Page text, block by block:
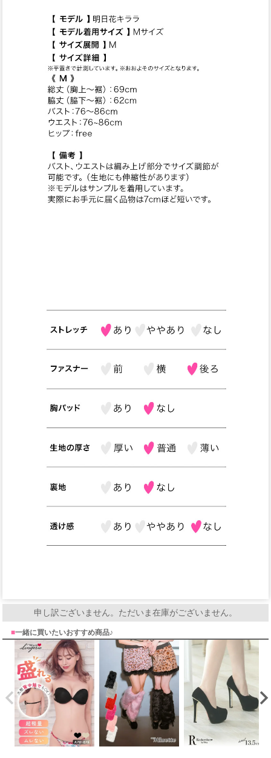
申し訳ございません。ただいま在庫がございません。
■一緒に買いたいおすすめ商品♪